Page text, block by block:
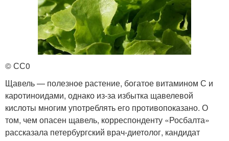
© СС0
Щавель — полезное растение, богатое витамином С и
каротиноидами, однако из-за избытка щавелевой
кислоты многим употреблять его противопоказано. О
том, чем опасен щавель, корреспонденту «Росбалта»
рассказала петербургский врач-диетолог, кандидат